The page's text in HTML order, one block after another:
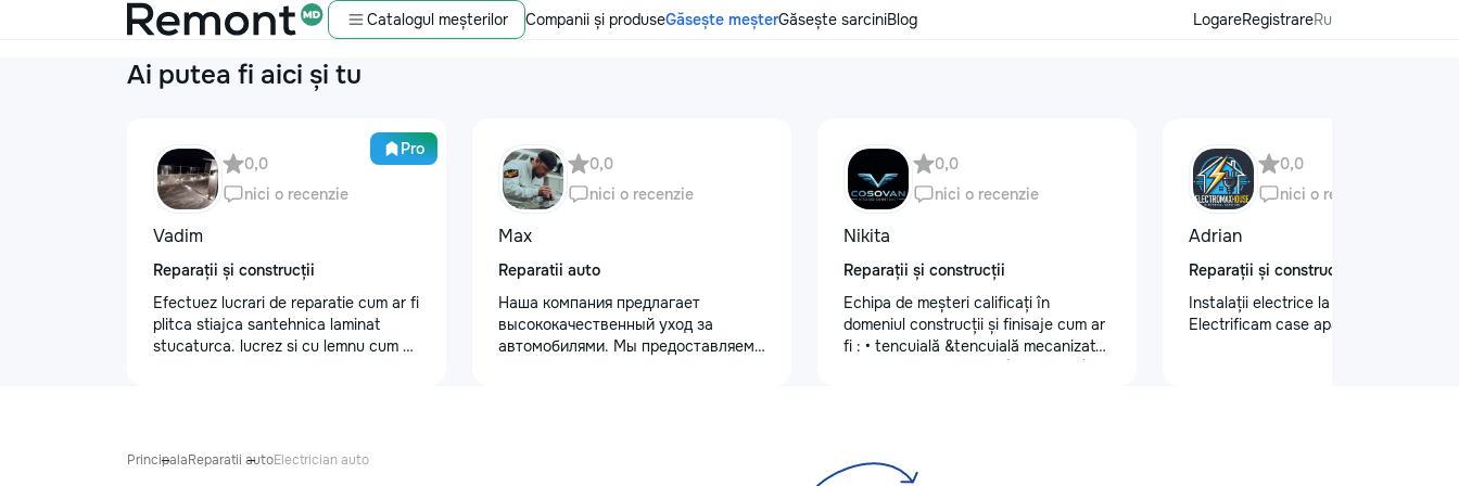
Catalogul meșterilor Companii și produseGăsește meșterGăsește sarciniBlog LogareRegistrareRu
Ai putea fi aici și tu
Pro
0,0
nici o recenzie
Vadim
Reparații și construcții
Efectuez lucrari de reparatie cum ar fi
plitca stiajca santehnica laminat
stucaturca. lucrez si cu lemnu cum ar
0,0
nici o recenzie
Max
Reparatii auto
Наша компания предлагает
высококачественный уход за
автомобилями. Мы предоставляем
0,0
nici o recenzie
Nikita
Reparații și construcții
Echipa de meșteri calificați în
domeniul construcții și finisaje cum ar
fi : • tencuială &tencuială mecanizată
•Gresie și faianță •Electicitate
0,0
nici o recenzie
Adrian
Reparații și construcții
Instalații electrice la cel mai înalt nivel
Electrificam case apartamente oficii
PrincipalaReparatii autoElectrician auto